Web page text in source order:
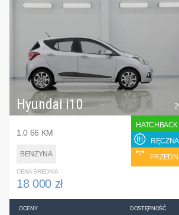
Hyundai i10
1.0 66 KM
BENZYNA
RĘCZNA
PRZEDNI
CENA ŚREDNIA
18 000 zł
OCENY DOSTĘPNOŚĆ